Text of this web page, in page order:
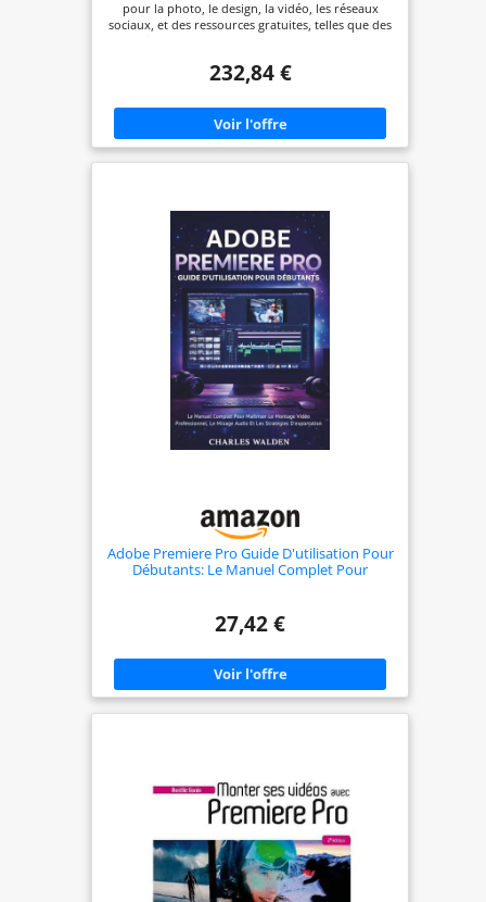
pour la photo, le design, la vidéo, les réseaux
sociaux, et des ressources gratuites, telles que des
Photoshop, Illustrator, Premiere Pro et Acrobat
illimité aux fonctions standard d’images et
vecteurs IA, ainsi que 4 000 crédits génératifs
mensuels pour les fonctions vidéo et audio IA
premium. Crée des images, graphismes et œuvres
232,84 €
Adobe Premiere Pro Guide D'utilisation Pour
Débutants: Le Manuel Complet Pour
D'exportation
27,42 €